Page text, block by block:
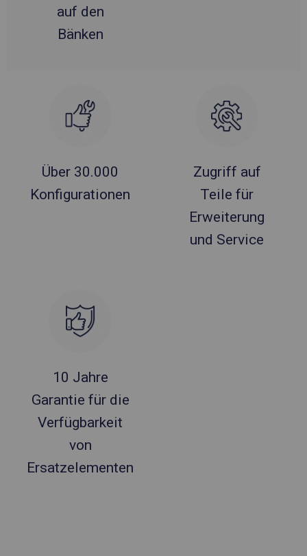
auf den
Bänken
Über 30.000
Konfigurationen
Zugriff auf
Teile für
Erweiterung
und Service
10 Jahre
Garantie für die
Verfügbarkeit
von
Ersatzelementen